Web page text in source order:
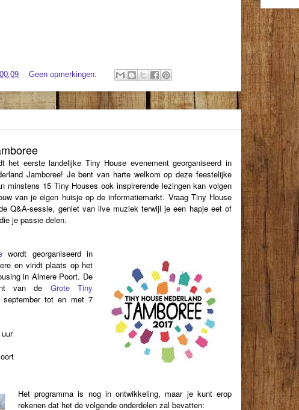
00:09 Geen opmerkingen:
het eerste landelijke Tiny House evenement georganiseerd in
Jamboree! Je bent van harte welkom op deze feestelijke
minstens 15 Tiny Houses ook inspirerende lezingen kan volgen
van je eigen huisje op de informatiemarkt. Vraag Tiny House
Q&A-sessie, geniet van live muziek terwijl je een hapje eet of
je passie delen.
wordt georganiseerd in
en vindt plaats op het
in Almere Poort. De
van de Grote Tiny
tot en met 7
Het programma is nog in ontwikkeling, maar je kunt erop
rekenen dat het de volgende onderdelen zal bevatten: